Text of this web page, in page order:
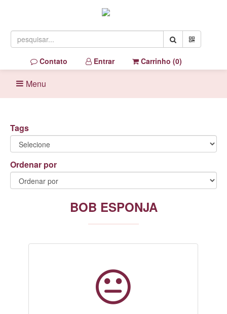
Contato Entrar Carrinho (0)
Menu
Tags
Ordenar por
BOB ESPONJA